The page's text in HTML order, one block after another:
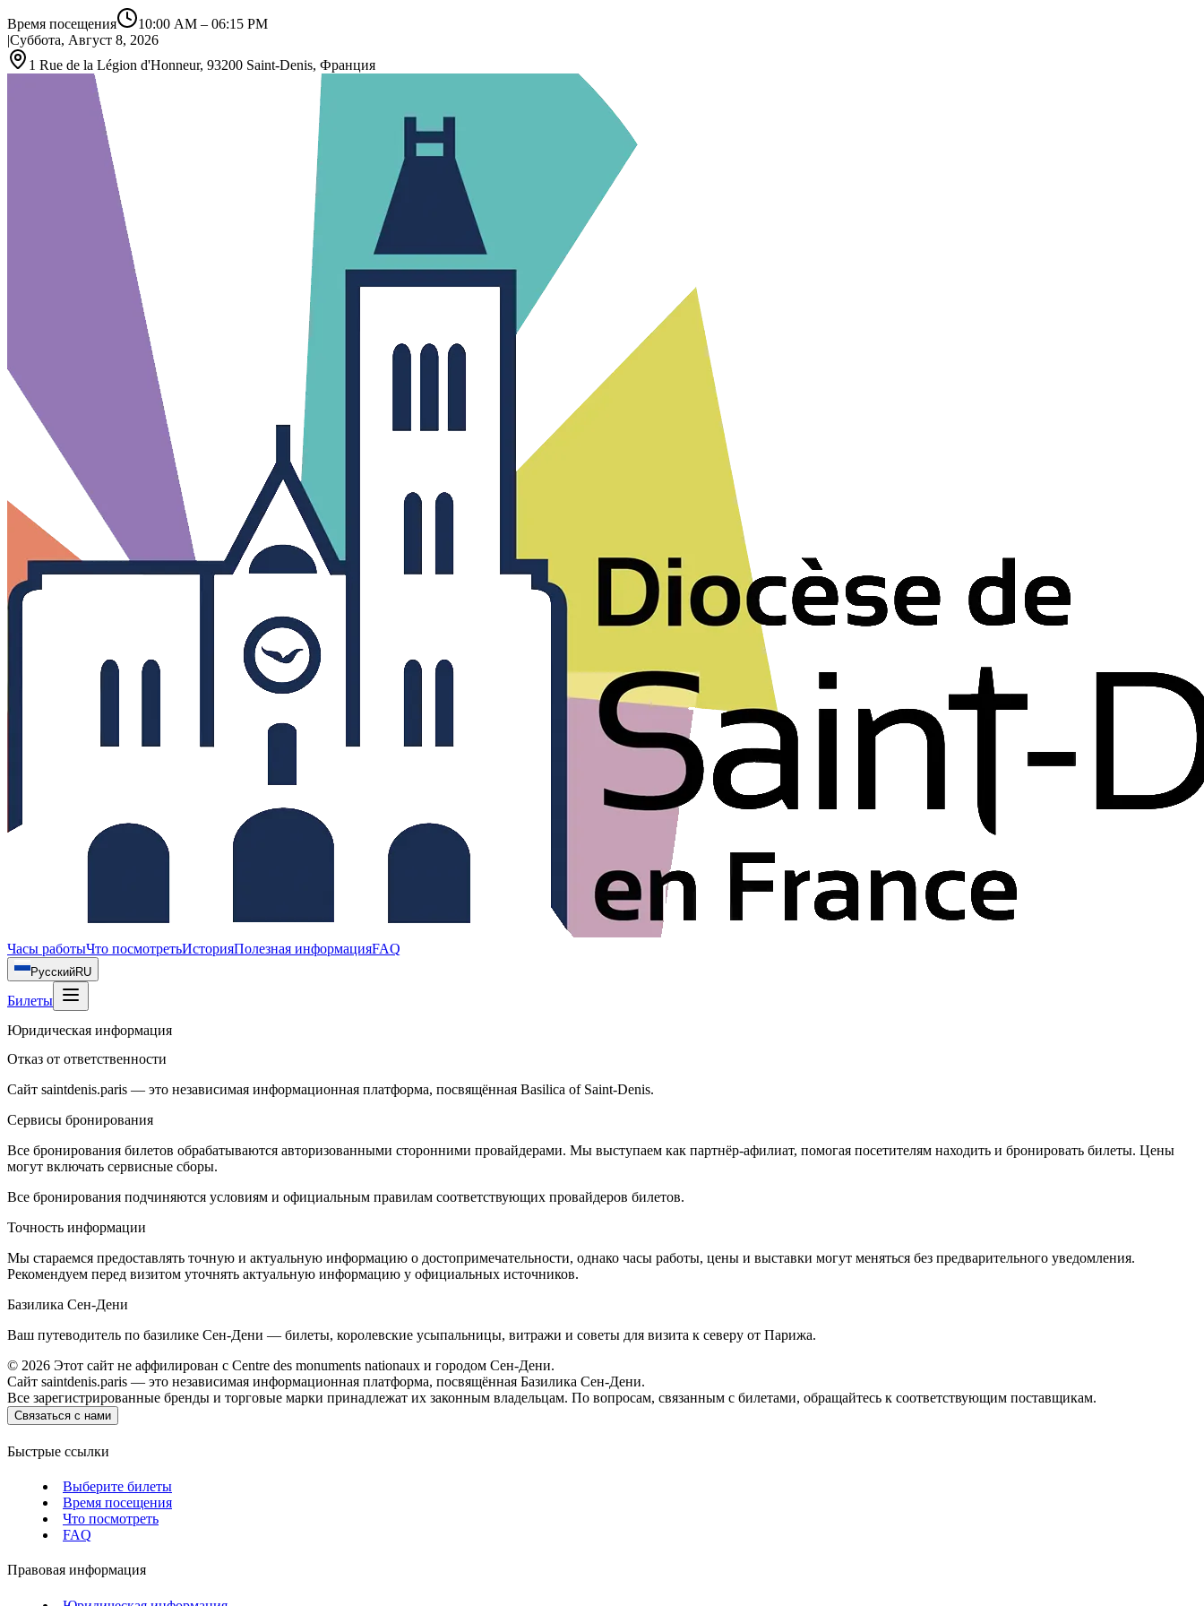
Время посещения 10:00 AM – 06:15 PM
|Суббота, Август 8, 2026
1 Rue de la Légion d'Honneur, 93200 Saint‑Denis, Франция
Часы работыЧто посмотретьИсторияПолезная информацияFAQ
РусскийRU
Билеты
Юридическая информация
Отказ от ответственности
Сайт saintdenis.paris — это независимая информационная платформа, посвящённая Basilica of Saint-Denis.
Сервисы бронирования
Все бронирования билетов обрабатываются авторизованными сторонними провайдерами. Мы выступаем как партнёр-афилиат, помогая посетителям находить и бронировать билеты. Цены
могут включать сервисные сборы.
Все бронирования подчиняются условиям и официальным правилам соответствующих провайдеров билетов.
Точность информации
Мы стараемся предоставлять точную и актуальную информацию о достопримечательности, однако часы работы, цены и выставки могут меняться без предварительного уведомления.
Рекомендуем перед визитом уточнять актуальную информацию у официальных источников.
Базилика Сен‑Дени
Ваш путеводитель по базилике Сен‑Дени — билеты, королевские усыпальницы, витражи и советы для визита к северу от Парижа.
© 2026 Этот сайт не аффилирован с Centre des monuments nationaux и городом Сен‑Дени.
Сайт saintdenis.paris — это независимая информационная платформа, посвящённая Базилика Сен‑Дени.
Все зарегистрированные бренды и торговые марки принадлежат их законным владельцам. По вопросам, связанным с билетами, обращайтесь к соответствующим поставщикам.
Связаться с нами
Быстрые ссылки
Выберите билеты
Время посещения
Что посмотреть
FAQ
Правовая информация